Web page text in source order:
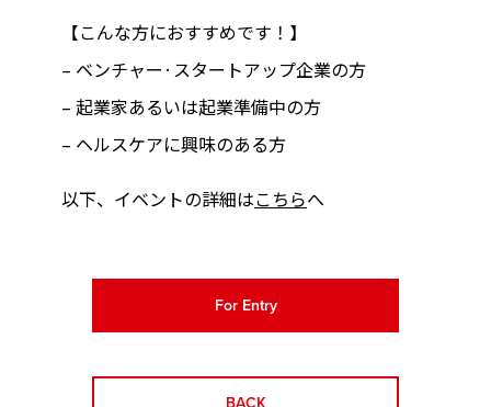
【こんな方におすすめです！】
– ベンチャー·スタートアップ企業の方
– 起業家あるいは起業準備中の方
– ヘルスケアに興味のある方
以下、イベントの詳細はこちらへ
For Entry
BACK